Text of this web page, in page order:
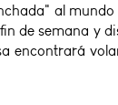
al
de semana y
encontrará